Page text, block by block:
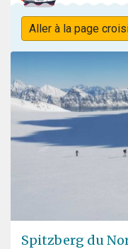
Aller à la page
Spitzberg du